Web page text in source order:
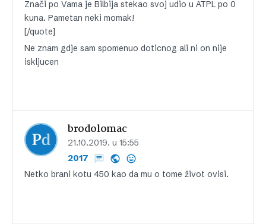
Znači po Vama je Bilbija stekao svoj udio u ATPL po 0
kuna. Pametan neki momak!
[/quote]
Ne znam gdje sam spomenuo doticnog ali ni on nije
iskljucen
brodolomac
21.10.2019. u 15:55
2017
Netko brani kotu 450 kao da mu o tome život ovisi.